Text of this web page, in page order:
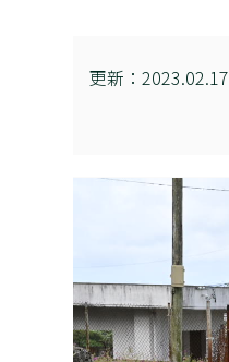
更新：2023.02.17